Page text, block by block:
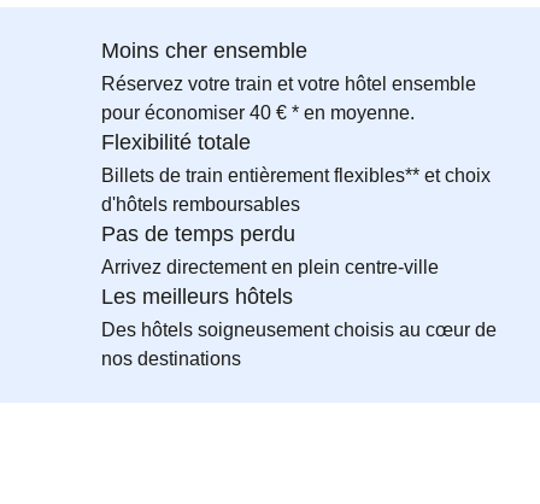
Moins cher ensemble
Réservez votre train et votre hôtel ensemble
pour économiser 40 € * en moyenne.
Flexibilité totale
Billets de train entièrement flexibles** et choix
d'hôtels remboursables
Pas de temps perdu
Arrivez directement en plein centre-ville
Les meilleurs hôtels
Des hôtels soigneusement choisis au cœur de
nos destinations